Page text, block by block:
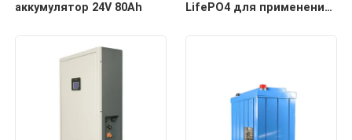
аккумулятор 24V 80Ah
LifePO4 для применения